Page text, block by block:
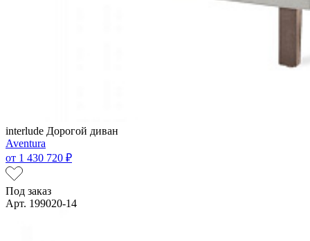
interlude Дорогой диван
Aventura
от 1 430 720 ₽
Под заказ
Арт. 199020-14